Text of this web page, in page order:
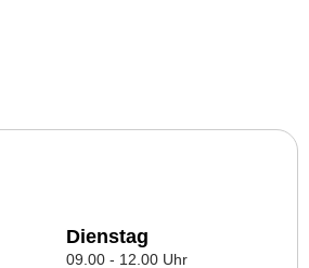
Dienstag
09.00 - 12.00 Uhr